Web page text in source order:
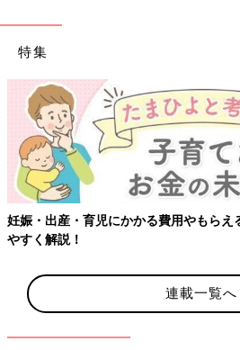
特集
費用やもらえる補助金・助成金をわかり
連載一覧へ